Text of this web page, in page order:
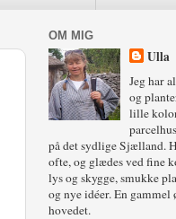
OM MIG
Ulla
Jeg har
og
lille
på det sydlige Sjælland.
ofte, og glædes ved fine
lys og skygge, smukke
og nye idéer. En
hovedet.